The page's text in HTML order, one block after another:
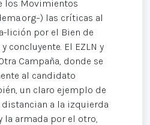
los Movimientos
las críticas al
lición por el Bien de
concluyente. El EZLN y
Campaña, donde se
al candidato
un claro ejemplo de
a la izquierda
la armada por el otro,